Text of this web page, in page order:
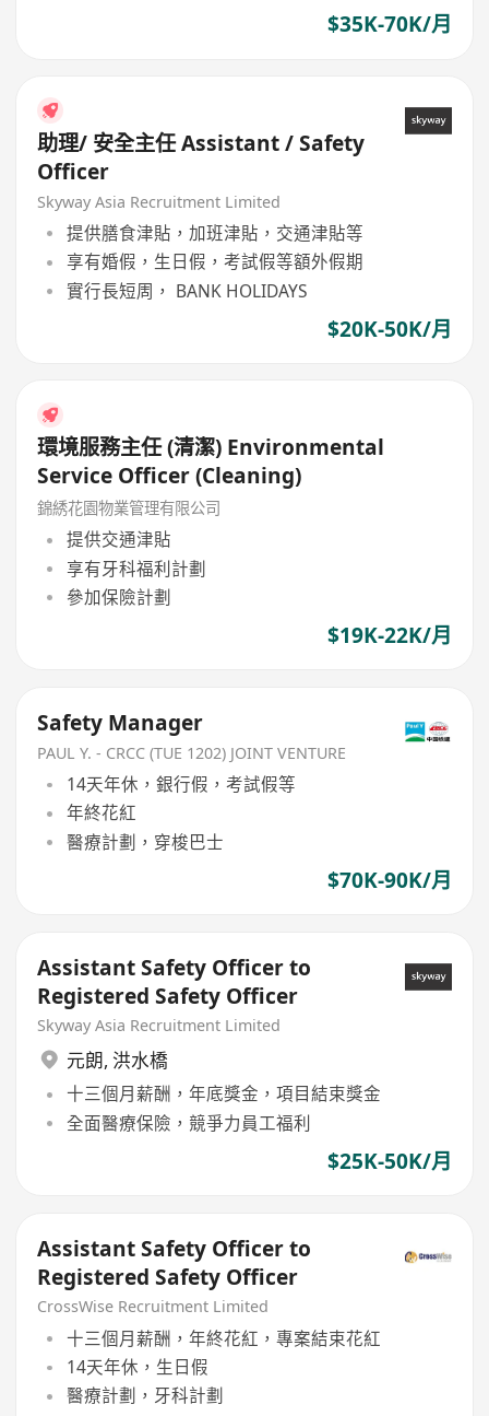
$35K-70K/月
助理/ 安全主任 Assistant / Safety
Officer
Skyway Asia Recruitment Limited
提供膳食津貼，加班津貼，交通津貼等
享有婚假，生日假，考試假等額外假期
實行長短周， BANK HOLIDAYS
$20K-50K/月
環境服務主任 (清潔) Environmental
Service Officer (Cleaning)
錦綉花園物業管理有限公司
提供交通津貼
享有牙科福利計劃
參加保險計劃
$19K-22K/月
Safety Manager
PAUL Y. - CRCC (TUE 1202) JOINT VENTURE
14天年休，銀行假，考試假等
年終花紅
醫療計劃，穿梭巴士
$70K-90K/月
Assistant Safety Officer to
Registered Safety Officer
Skyway Asia Recruitment Limited
元朗, 洪水橋
十三個月薪酬，年底獎金，項目結束獎金
全面醫療保險，競爭力員工福利
$25K-50K/月
Assistant Safety Officer to
Registered Safety Officer
CrossWise Recruitment Limited
十三個月薪酬，年終花紅，專案結束花紅
14天年休，生日假
醫療計劃，牙科計劃